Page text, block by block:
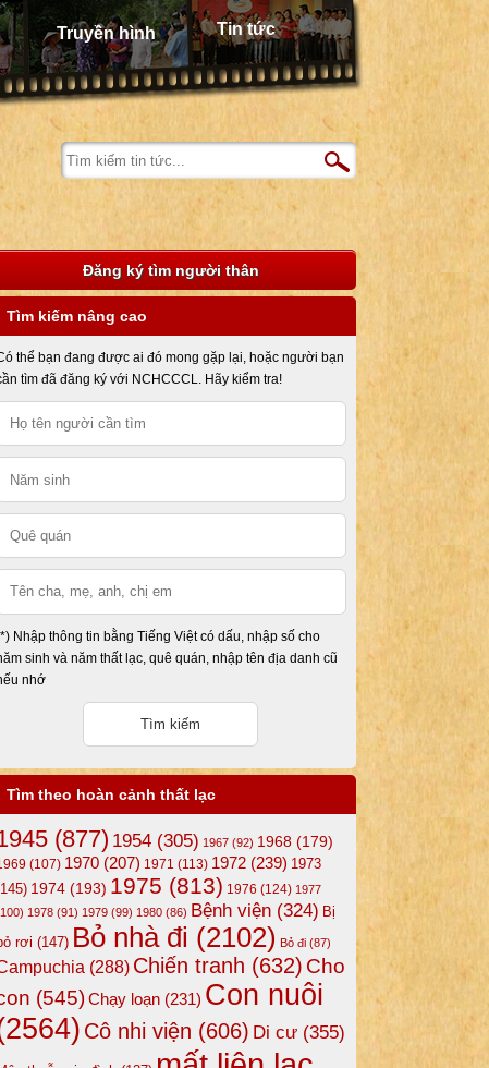
Truyền hình Tin tức
Đăng ký tìm người thân
Tìm kiếm nâng cao
thể bạn đang được ai đó mong gặp lại, hoặc người bạn
tìm đã đăng ký với NCHCCCL. Hãy kiểm tra!
Nhập thông tin bằng Tiếng Việt có dấu, nhập số cho
sinh và năm thất lạc, quê quán, nhập tên địa danh cũ
nhớ
Tìm theo hoàn cảnh thất lạc
(877) 1954 (305) 1967 (92) 1968 (179)
(107) 1970 (207) 1971 (113) 1972 (239) 1973
1974 (193) 1975 (813) 1976 (124) 1977
1978 (91) 1979 (99) 1980 (86) Bệnh viện (324) Bị
rơi (147) Bỏ nhà đi (2102) Bỏ đi (87)
(288) Chiến tranh (632) Cho
(545)Chạy loạn (231) Con nuôi
Cô nhi viện (606) Di cư (355)